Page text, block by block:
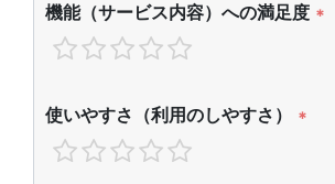
機能（サービス内容）への満足度 *
使いやすさ（利用のしやすさ） *